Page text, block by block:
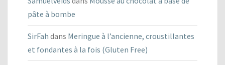
pâte à bombe
SirFah dans Meringue à l’ancienne, croustillantes
et fondantes à la fois (Gluten Free)